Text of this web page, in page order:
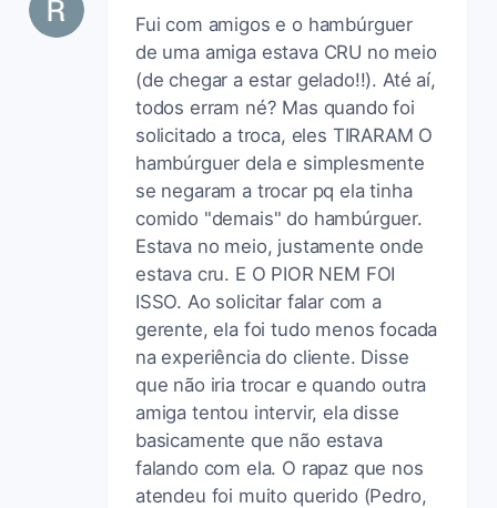
Fui com amigos e o hambúrguer
de uma amiga estava CRU no meio
(de chegar a estar gelado!!). Até aí,
todos erram né? Mas quando foi
solicitado a troca, eles TIRARAM O
hambúrguer dela e simplesmente
se negaram a trocar pq ela tinha
comido "demais" do hambúrguer.
Estava no meio, justamente onde
estava cru. E O PIOR NEM FOI
ISSO. Ao solicitar falar com a
gerente, ela foi tudo menos focada
na experiência do cliente. Disse
que não iria trocar e quando outra
amiga tentou intervir, ela disse
basicamente que não estava
falando com ela. O rapaz que nos
atendeu foi muito querido (Pedro,